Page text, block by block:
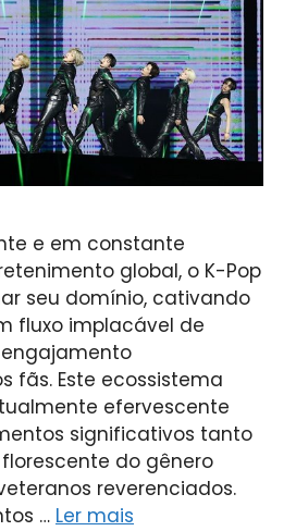
e em constante
global, o K-Pop
seu domínio, cativando
fluxo implacável de
fãs. Este ecossistema
efervescente
significativos tanto
do gênero
reverenciados.
… Ler mais